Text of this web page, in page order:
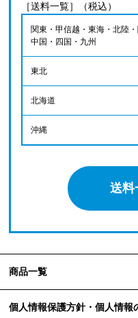
［送料一覧］（税込）
関東・甲信越・東海・北陸
中国・四国・九州
東北
北海道
沖縄
送料
商品一覧
個人情報保護方針・個人情報